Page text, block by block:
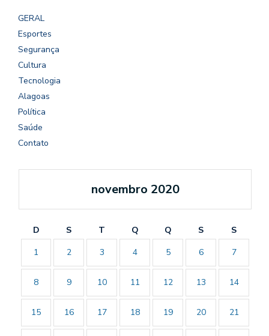
GERAL
Esportes
Segurança
Cultura
Tecnologia
Alagoas
Política
Saúde
Contato
novembro 2020
D S T Q Q S
S
1
2 3 4 5 6 7
8 9 10 11 12 13 14
15 16 17 18 19 20 21